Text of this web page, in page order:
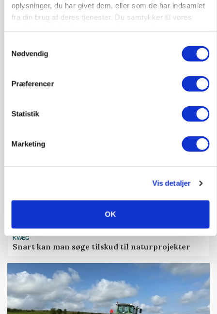
oplysninger, du har givet dem, eller som de har indsamlet
fra din brug af deres tjenester. Du samtykker til vores
Nødvendig
Præferencer
Statistik
Marketing
Vis detaljer
OK
gødskningslov
Folketinget behandler ny gødskningslov: Sådan
KVÆG
Snart kan man søge tilskud til naturprojekter